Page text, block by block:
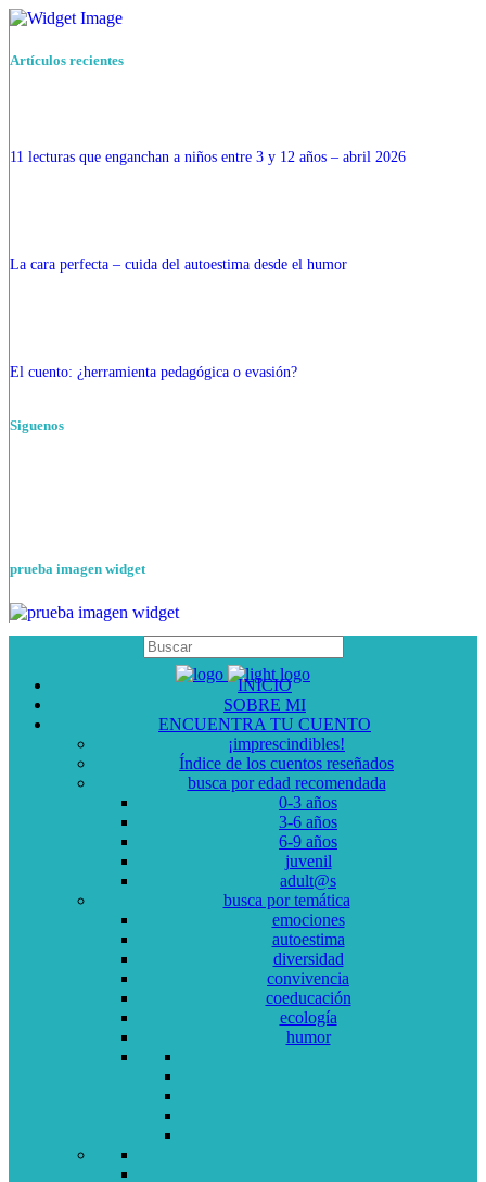
Artículos recientes
11 lecturas que enganchan a niños entre 3 y 12 años – abril 2026
La cara perfecta – cuida del autoestima desde el humor
El cuento: ¿herramienta pedagógica o evasión?
Siguenos
prueba imagen widget
INICIO
SOBRE MI
ENCUENTRA TU CUENTO
¡imprescindibles!
Índice de los cuentos reseñados
busca por edad recomendada
0-3 años
3-6 años
6-9 años
juvenil
adult@s
busca por temática
emociones
autoestima
diversidad
convivencia
coeducación
ecología
humor